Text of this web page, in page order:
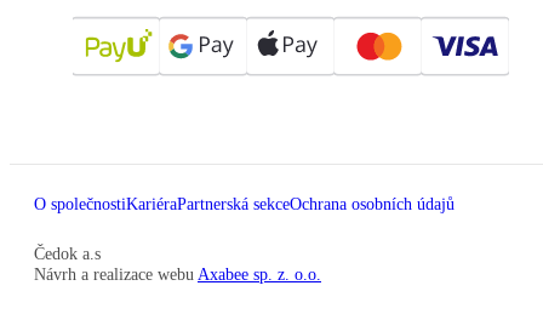
O společnostiKariéraPartnerská sekceOchrana osobních údajů
Čedok a.s
Návrh a realizace webu Axabee sp. z. o.o.